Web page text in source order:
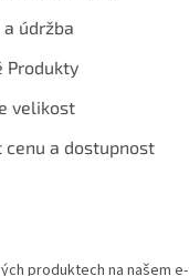
údržba
Produkty
velikost
cenu a dostupnost
produktech na našem e-